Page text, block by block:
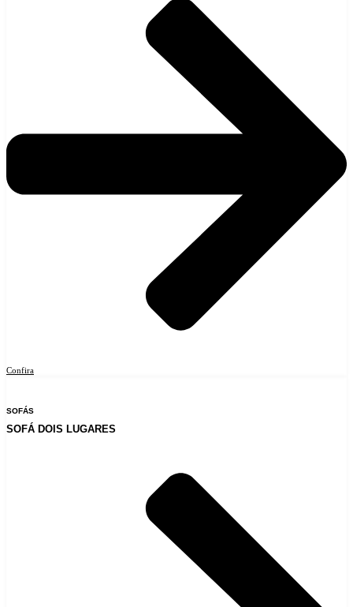
Confira
SOFÁS
SOFÁ DOIS LUGARES